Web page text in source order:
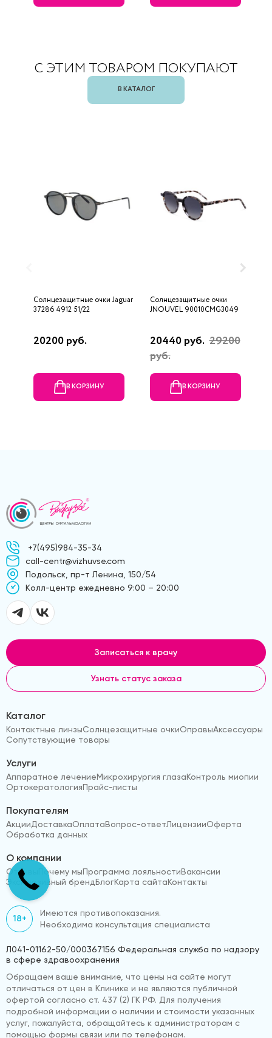
С ЭТИМ ТОВАРОМ ПОКУПАЮТ
В КАТАЛОГ
Солнцезащитные очки Jaguar
37286 4912 51/22
20200 руб.
В КОРЗИНУ
Солнцезащитные очки
JNOUVEL 90010CMG3049
20440 руб. 29200
руб.
В КОРЗИНУ
+7(495)984-35-34
call-centr@vizhuvse.com
Подольск, пр-т Ленина, 150/54
Kолл-центр ежедневно 9:00 – 20:00
Записаться к врачу
Узнать статус заказа
Каталог
Контактные линзыСолнцезащитные очкиОправыАксессуары
Сопутствующие товары
Услуги
Аппаратное лечениеМикрохирургия глазаКонтроль миопии
ОртокератологияПрайс-листы
Покупателям
АкцииДоставкаОплатаВопрос-ответЛицензииОферта
Обработка данных
О компании
Отзывы Почему мыПрограмма лояльностиВакансии
Эксклюзивный брендБлогКарта сайтаКонтакты
18+
Имеются противопоказания.
Необходима консультация специалиста
Л041-01162-50/000367156 Федеральная служба по надзору
в сфере здравоохранения
Обращаем ваше внимание, что цены на сайте могут
отличаться от цен в Клинике и не являются публичной
офертой согласно ст. 437 (2) ГК РФ. Для получения
подробной информации о наличии и стоимости указанных
услуг, пожалуйста, обращайтесь к администраторам с
помощью формы связи или по телефонам.